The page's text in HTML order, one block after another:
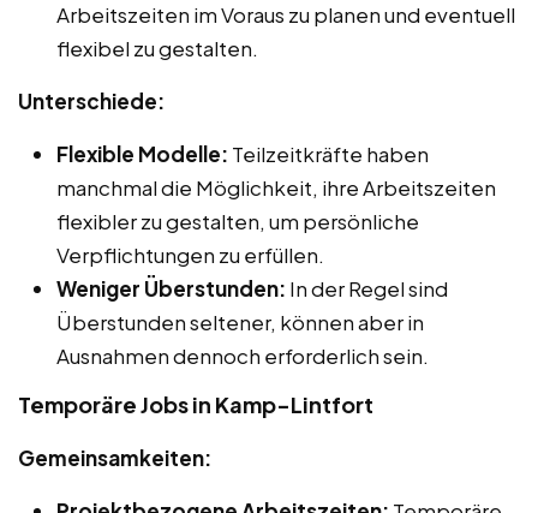
Arbeitszeiten im Voraus zu planen und eventuell
flexibel zu gestalten.
Unterschiede:
Flexible Modelle: Teilzeitkräfte haben
manchmal die Möglichkeit, ihre Arbeitszeiten
flexibler zu gestalten, um persönliche
Verpflichtungen zu erfüllen.
Weniger Überstunden: In der Regel sind
Überstunden seltener, können aber in
Ausnahmen dennoch erforderlich sein.
Temporäre Jobs in Kamp-Lintfort
Gemeinsamkeiten: